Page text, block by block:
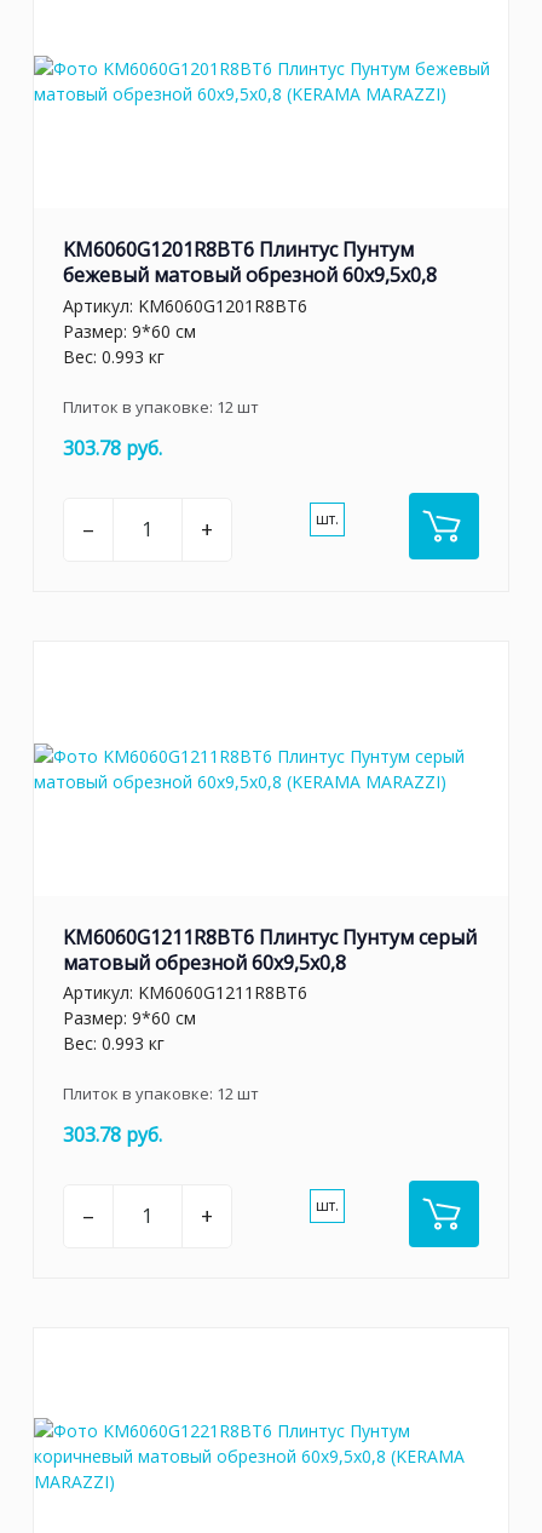
KM6060G1201R8BT6 Плинтус Пунтум
бежевый матовый обрезной 60x9,5x0,8
Артикул: KM6060G1201R8BT6
Размер: 9*60 см
Вес: 0.993 кг
Плиток в упаковке: 12шт
303.78 руб.
– + шт.
KM6060G1211R8BT6 Плинтус Пунтум серый
матовый обрезной 60x9,5x0,8
Артикул: KM6060G1211R8BT6
Размер: 9*60 см
Вес: 0.993 кг
Плиток в упаковке: 12шт
303.78 руб.
– + шт.